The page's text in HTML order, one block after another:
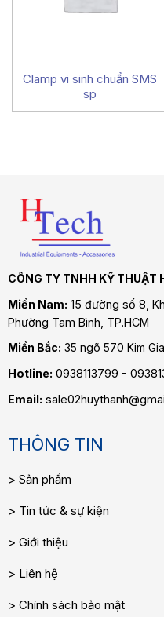
Clamp vi sinh chuẩn SMS
sp
CÔNG TY TNHH KỸ THUẬT
Miền Nam: 15 đường số 8,
Phường Tam Bình , TP.HCM
Miền Bắc: 35 ngõ 570 Kim
Hotline: 0938113799 -
Email:
THÔNG TIN
Sản phẩm
Tin tức & sự kiện
Giới thiệu
Liên hệ
Chính sách bảo mật